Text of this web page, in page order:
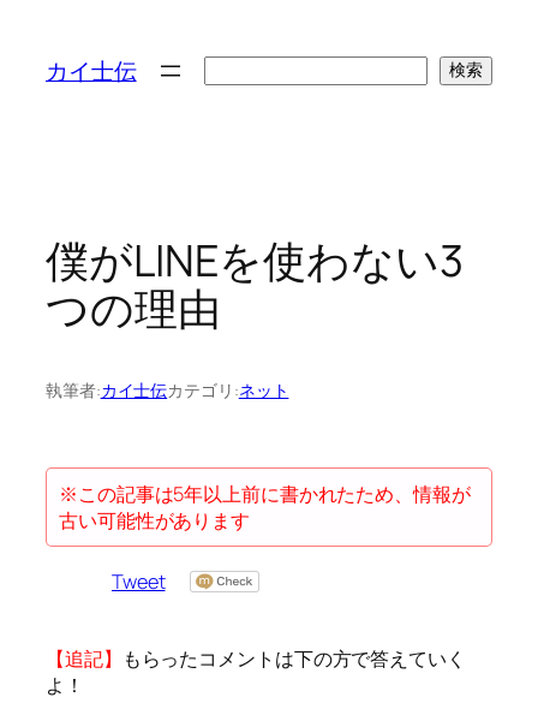
カイ士伝 検索
僕がLINEを使わない3
つの理由
執筆者:カイ士伝カテゴリ:ネット
※この記事は5年以上前に書かれたため、情報が
古い可能性があります
Tweet
【追記】 もらったコメントは下の方で答えていく
よ！